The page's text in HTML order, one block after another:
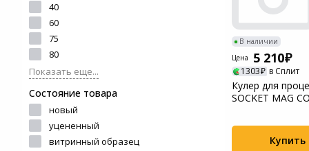
40
60
75
80
Показать еще...
Состояние товара
новый
уцененный
витринный образец
В наличии
Цена
5 210
1303 в Сплит
Кулер для
SOCKET MAG
Купить
Уцененные товары